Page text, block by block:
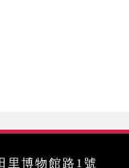
里博物館路1號